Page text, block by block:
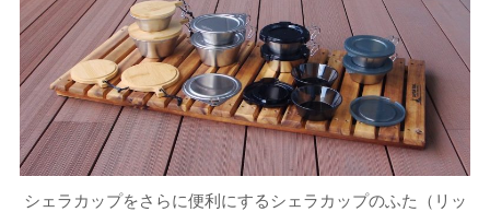
シェラカップをさらに便利にするシェラカップのふた（リッ